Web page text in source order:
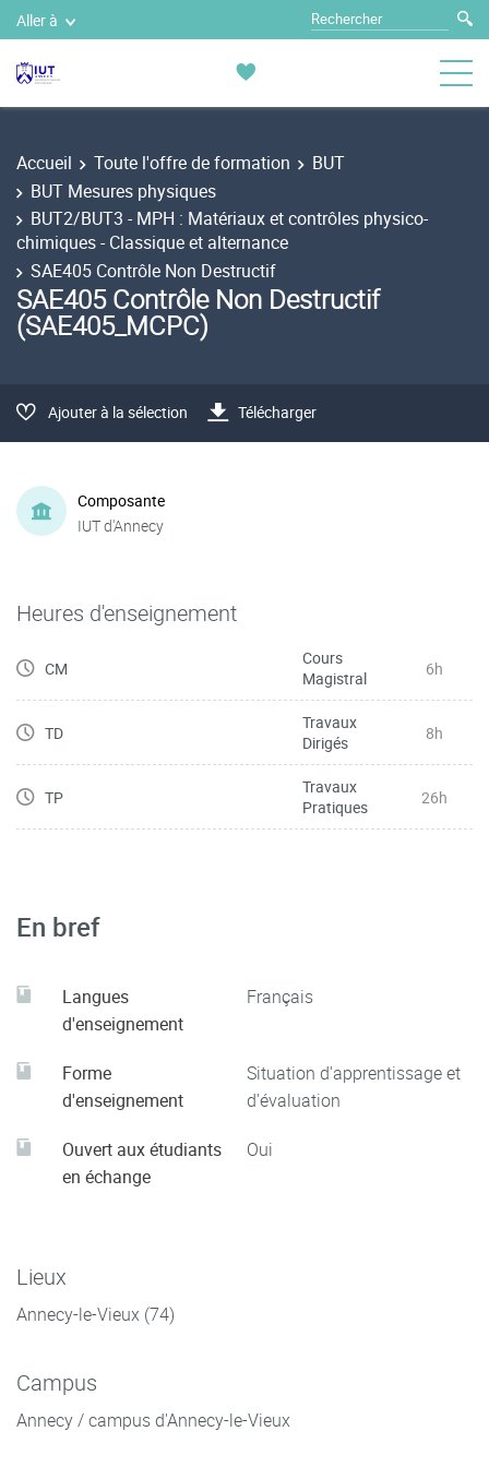
Aller à
Accueil Toute l'offre de formation
BUT
BUT Mesures physiques
BUT2/BUT3 - MPH : Matériaux et contrôles physico-
chimiques - Classique et alternance
SAE405 Contrôle Non Destructif
SAE405 Contrôle Non Destructif
(SAE405_MCPC)
Ajouter à la sélection Télécharger
Composante
IUT d'Annecy
Heures d'enseignement
CM
Cours
Magistral
6h
TD
Travaux
Dirigés
8h
TP
Travaux
Pratiques
26h
En bref
Langues
d'enseignement
Français
Forme
d'enseignement
Situation d'apprentissage et
d'évaluation
Ouvert aux étudiants
en échange
Oui
Lieux
Annecy-le-Vieux (74)
Campus
Annecy / campus d'Annecy-le-Vieux